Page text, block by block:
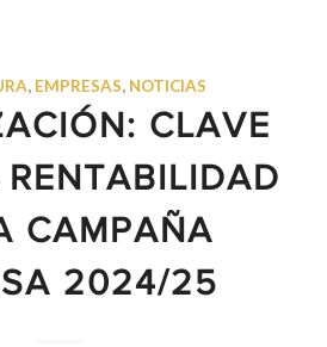
, EMPRESAS, NOTICIAS
CLAVE
CAMPAÑA
2024/25